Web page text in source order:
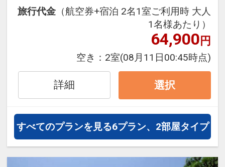
できるダイナミックパッケージだか
ら、一都市滞在はもちろん周遊旅行
旅行期間中の1泊だけの宿泊や延
泊・飛び泊なども自由自在です。
フライトは、安心のJAL（または
JALグループ）確約！フライトマイ
ル50%貯まります。
オプションでレンタカーや現地交
通・体験プランなどの追加（同時予
約）が可能なプランもございます。
旅行代金 （航空券+宿泊 2名1室ご利用時 大人
1名様あたり）
64,900円
空き： 2室(08月11日00:45時点)
詳細 選択
すべてのプランを見る6プラン、2部屋タイプ